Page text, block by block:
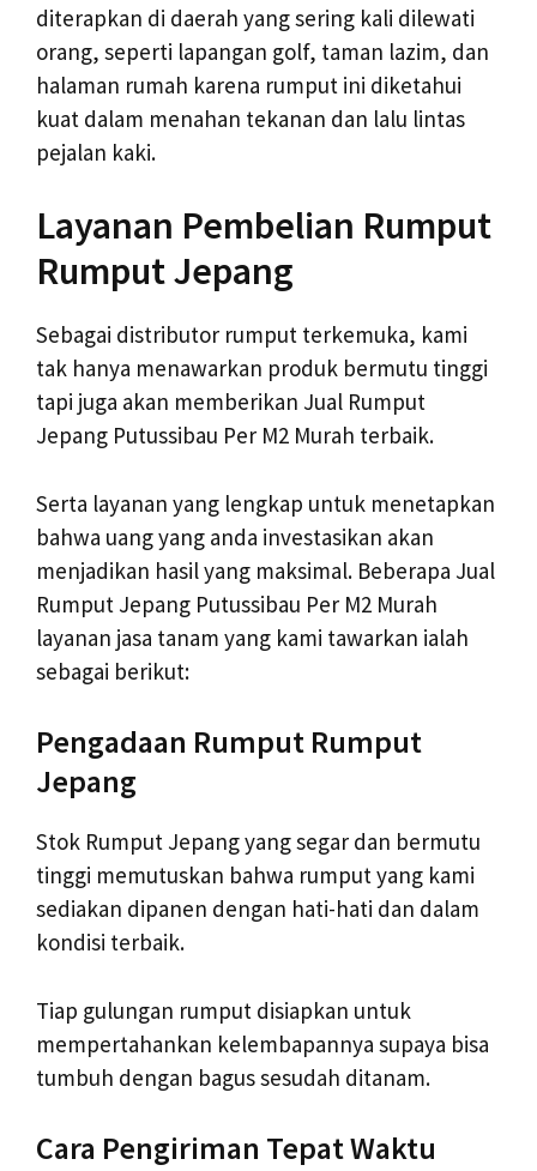
diterapkan di daerah yang sering kali dilewati
orang, seperti lapangan golf, taman lazim, dan
halaman rumah karena rumput ini diketahui
kuat dalam menahan tekanan dan lalu lintas
pejalan kaki.
Layanan Pembelian Rumput
Rumput Jepang
Sebagai distributor rumput terkemuka, kami
tak hanya menawarkan produk bermutu tinggi
tapi juga akan memberikan Jual Rumput
Jepang Putussibau Per M2 Murah terbaik.
Serta layanan yang lengkap untuk menetapkan
bahwa uang yang anda investasikan akan
menjadikan hasil yang maksimal. Beberapa Jual
Rumput Jepang Putussibau Per M2 Murah
layanan jasa tanam yang kami tawarkan ialah
sebagai berikut:
Pengadaan Rumput Rumput
Jepang
Stok Rumput Jepang yang segar dan bermutu
tinggi memutuskan bahwa rumput yang kami
sediakan dipanen dengan hati-hati dan dalam
kondisi terbaik.
Tiap gulungan rumput disiapkan untuk
mempertahankan kelembapannya supaya bisa
tumbuh dengan bagus sesudah ditanam.
Cara Pengiriman Tepat Waktu